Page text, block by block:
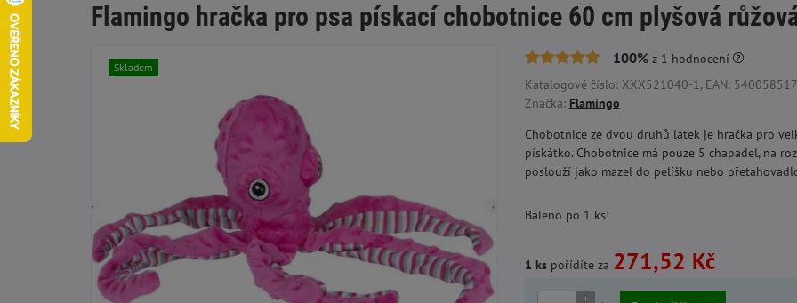
Flamingo hračka pro psa pískací chobotnice 60 cm plyšová
Skladem
100%z 1 hodnocení
Katalogové číslo: XXX521040-1, EAN:
Značka: Flamingo
Chobotnice ze dvou druhů látek je hračka pro
pískátko. Chobotnice má pouze 5 chapadel, na
poslouží jako mazel do pelíšku nebo
Baleno po 1 ks!
1 kspořídíte za 271,52 Kč
+